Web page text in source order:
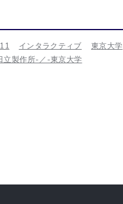
インタラクティブ
東京大学
立製作所-／-東京大学